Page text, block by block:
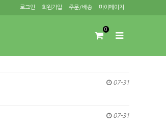
로그인 회원가입 주문/배송 마이페이지
0
07-31
07-31